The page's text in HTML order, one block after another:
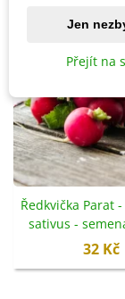
Ředkvička Parat
sativus -
32 Kč
Jen
Přejít na